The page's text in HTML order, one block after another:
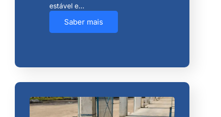
estável e…
Saber mais